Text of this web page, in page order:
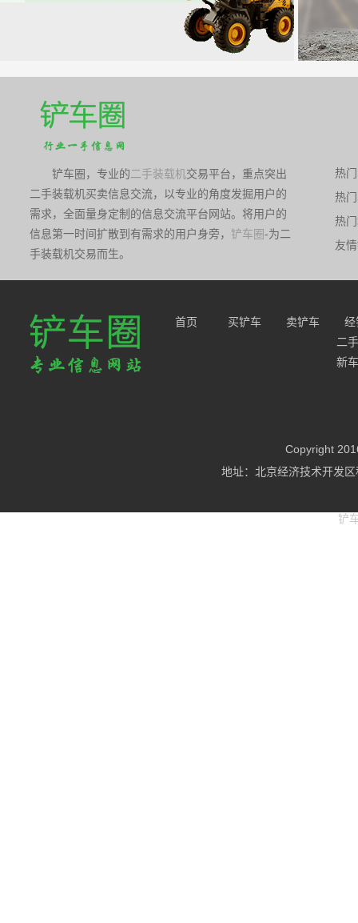
铲车圈，专业的二手装载机交易平台，重点突出
二手装载机买卖信息交流，以专业的角度发掘用户的
需求，全面量身定制的信息交流平台网站。将用户的
信息第一时间扩散到有需求的用户身旁， 铲车圈-为二
手装载机交易而生。
热
海
热
海
热
友
首页 买铲车 卖铲车
二
新
Copyright
地址：北京经济技术开发
铲